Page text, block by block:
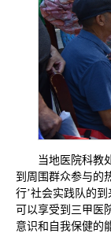
当地医院科教
到周围群众参与的
行’社会实践队的
可以享受到三甲医
意识和自我保健的